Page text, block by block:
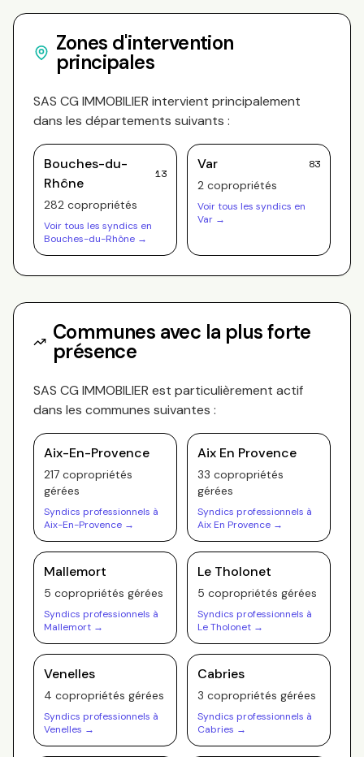
Zones d'intervention
principales
SAS CG IMMOBILIER intervient principalement
dans les départements suivants :
Bouches-du-
Rhône
13
282 copropriétés
Voir tous les syndics en
Bouches-du-Rhône →
Var 83
2 copropriétés
Voir tous les syndics en
Var →
Communes avec la plus forte
présence
SAS CG IMMOBILIER est particulièrement actif
dans les communes suivantes :
Aix-En-Provence
217 copropriétés
gérées
Syndics professionnels à
Aix-En-Provence →
Aix En Provence
33 copropriétés
gérées
Syndics professionnels à
Aix En Provence →
Mallemort
5 copropriétés gérées
Syndics professionnels à
Mallemort →
Le Tholonet
5 copropriétés gérées
Syndics professionnels à
Le Tholonet →
Venelles
4 copropriétés gérées
Syndics professionnels à
Venelles →
Cabries
3 copropriétés gérées
Syndics professionnels à
Cabries →